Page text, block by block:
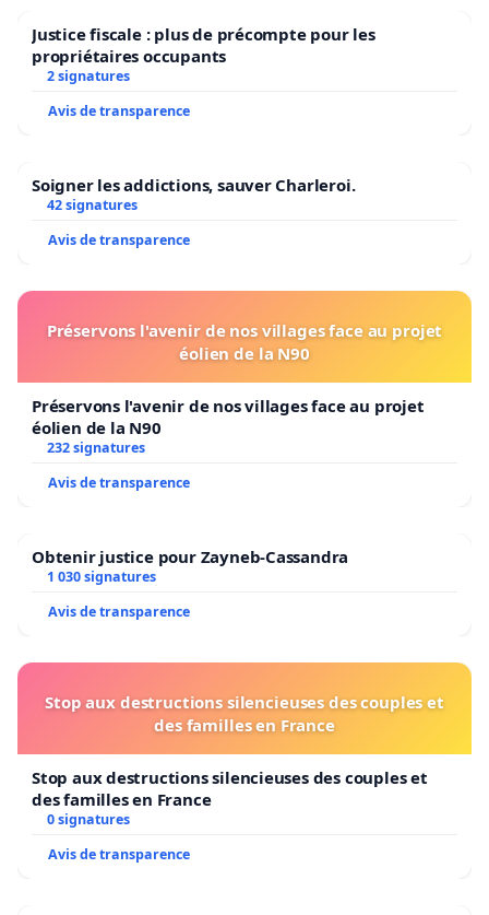
de redresser la barre
de redonner confiance aux joueurs
d'utiliser les joueurs à leurs vrais postes
pas uniquement des joueurs défensifs
de demander à ses joueurs de prendre des risques
Le Club a besoin de prendre les décisions qui
pour ne pas laisser notre club mourir, il faut que cela
Justice fiscale : plus de précompte pour les
propriétaires occupants
2 signatures
Avis de transparence
Soigner les addictions, sauver Charleroi.
42 signatures
Avis de transparence
Préservons l'avenir de nos villages face au projet
éolien de la N90
Préservons l'avenir de nos villages face au projet
éolien de la N90
232 signatures
Avis de transparence
Obtenir justice pour Zayneb-Cassandra
1 030 signatures
Avis de transparence
Stop aux destructions silencieuses des couples et
des familles en France
Stop aux destructions silencieuses des couples et
des familles en France
0 signatures
Avis de transparence